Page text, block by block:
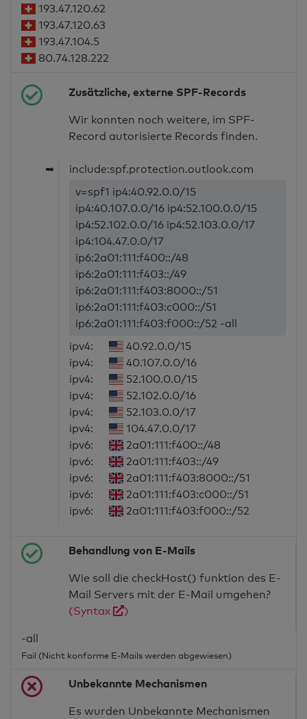
193.47.120.62
193.47.120.63
193.47.104.5
80.74.128.222
Zusätzliche, externe SPF-Records
Wir konnten noch weitere, im SPF-
Record autorisierte Records finden.
➥
include:spf.protection.outlook.com
v=spf1 ip4:40.92.0.0/15
ip4:40.107.0.0/16 ip4:52.100.0.0/15
ip4:52.102.0.0/16 ip4:52.103.0.0/17
ip4:104.47.0.0/17
ip6:2a01:111:f400::/48
ip6:2a01:111:f403::/49
ip6:2a01:111:f403:8000::/51
ip6:2a01:111:f403:c000::/51
ip6:2a01:111:f403:f000::/52 -all
ipv4:
40.92.0.0/15
ipv4:
40.107.0.0/16
ipv4:
52.100.0.0/15
ipv4:
52.102.0.0/16
ipv4:
52.103.0.0/17
ipv4:
104.47.0.0/17
ipv6:
2a01:111:f400::/48
ipv6:
2a01:111:f403::/49
ipv6:
2a01:111:f403:8000::/51
ipv6:
2a01:111:f403:c000::/51
ipv6:
2a01:111:f403:f000::/52
Behandlung von E-Mails
Wie soll die checkHost() funktion des E-
Mail Servers mit der E-Mail umgehen?
(Syntax
)
-all
Fail (Nicht konforme E-Mails werden abgewiesen)
Unbekannte Mechanismen
Es wurden Unbekannte Mechanismen